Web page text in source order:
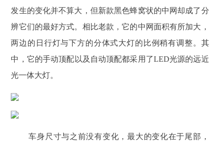
发生的变化并不算大，但新款黑色蜂窝状的中网却成了分
辨它们的最好方式。相比老款，它的中网面积有所加大，
两边的日行灯与下方的分体式大灯的比例稍有调整。其
中，它的手动顶配以及自动顶配都采用了LED光源的远近
光一体大灯。
车身尺寸与之前没有变化，最大的变化在于尾部，